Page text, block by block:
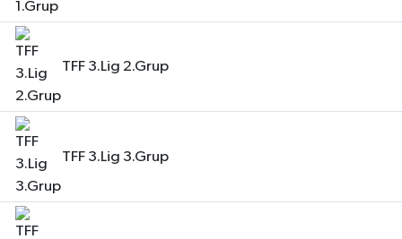
TFF 3.Lig 2.Grup
TFF 3.Lig 3.Grup